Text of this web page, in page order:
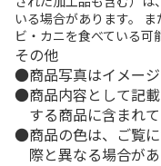
いる場合があります。
ビ・カニを食べている可
その他
商品写真はイメージ
商品内容として記
する商品に含まれて
商品の色は、ご覧
際と異なる場合があ